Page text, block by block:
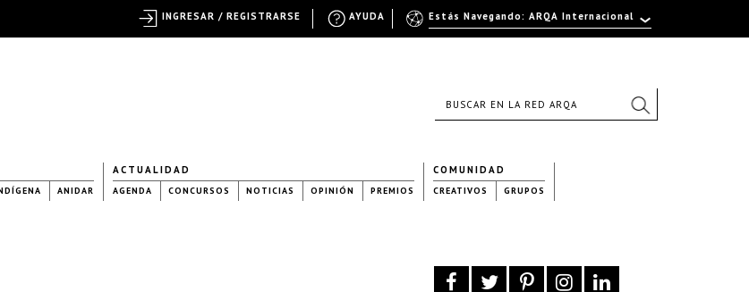
ANIDAR
ACTUALIDAD
AGENDA CONCURSOS NOTICIAS OPINIÓN PREMIOS
COMUNIDAD
CREATIVOS GRUPOS
Estás Navegando: ARQA Internacional
AYUDA
INGRESAR / REGISTRARSE